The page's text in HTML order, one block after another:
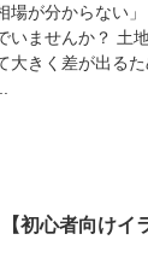
場が分からない
いませんか？ 土
大きく差が出る
初心者向けイ